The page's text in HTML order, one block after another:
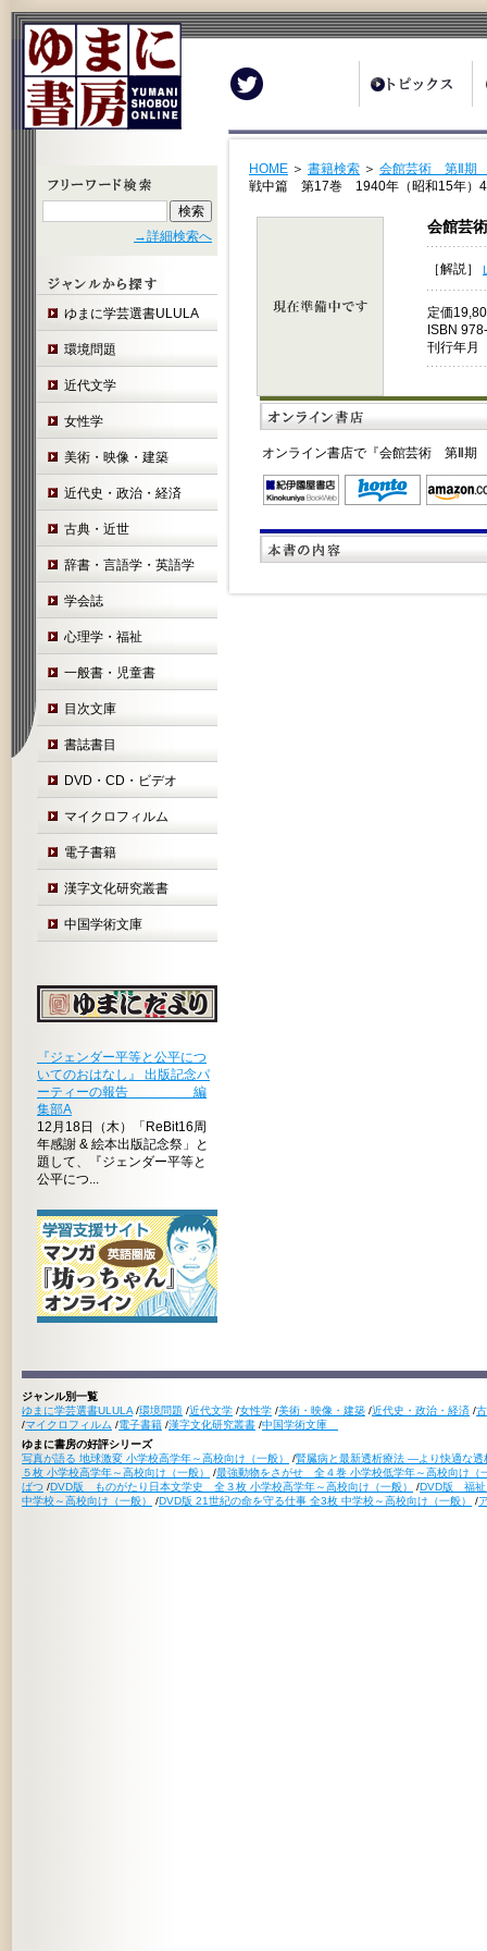
→詳細検索へ
ゆまに学芸選書ULULA
環境問題
近代文学
女性学
美術・映像・建築
近代史・政治・経済
古典・近世
辞書・言語学・英語学
学会誌
心理学・福祉
一般書・児童書
目次文庫
書誌書目
DVD・CD・ビデオ
マイクロフィルム
電子書籍
漢字文化研究叢書
中国学術文庫
『ジェンダー平等と公平につ
いてのおはなし』 出版記念パ
ーティーの報告 編
集部A
12月18日（木）「ReBit16周
年感謝 & 絵本出版記念祭」と
題して、『ジェンダー平等と
公平につ...
HOME ＞ 書籍検索 ＞ 会館芸術 第Ⅱ
戦中篇 第17巻 1940年（昭和15年）4
会館芸
［解説］
定価
ISBN
刊行年
オンライン書店で『会館芸術 第Ⅱ
ジャンル別一覧
ゆまに学芸選書ULULA /環境問題 /近代文学 /女性学 /美術・映像・建築 /近代史・政治・経済 /
/マイクロフィルム /電子書籍 /漢字文化研究叢書 /中国学術文庫
ゆまに書房の好評シリーズ
写真が語る 地球激変 小学校高学年～高校向け（一般）
/腎臓病と最新透析療法 ―より快適な
５枚 小学校高学年～高校向け（一般）
/最強動物をさがせ 全４巻 小学校低学年～高校向け（
ばつ /DVD版 ものがたり日本文学史 全３枚 小学校高学年～高校向け（一般） /DVD版 福祉
中学校～高校向け（一般）
/DVD版 21世紀の命を守る仕事 全3枚 中学校～高校向け（一般） /